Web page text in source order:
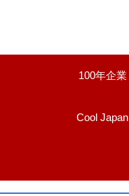
100年企業
Cool Japan